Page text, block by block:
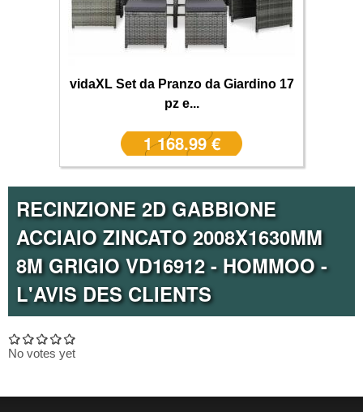
vidaXL Set da Pranzo da Giardino 17
pz e...
1 168.99 €
RECINZIONE 2D GABBIONE
ACCIAIO ZINCATO 2008X1630MM
8M GRIGIO VD16912 - HOMMOO -
L'AVIS DES CLIENTS
No votes yet